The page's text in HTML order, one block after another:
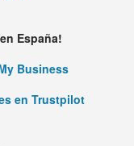
España!
Business
en Trustpilot